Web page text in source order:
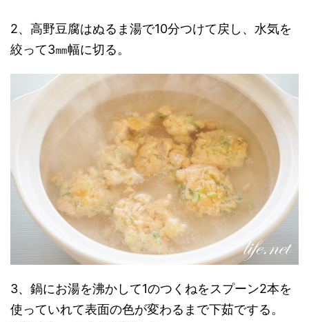
2、高野豆腐はぬるま湯で10分つけて戻し、水気を
絞って3㎜幅に切る。
3、鍋にお湯を沸かして1のつくねをスプーン2本を
使っていれて表面の色が変わるまで下茹でする。